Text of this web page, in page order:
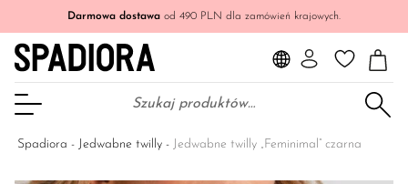
Darmowa dostawa od 490 PLN dla zamówień krajowych.
Szukaj:
Spadiora - Jedwabne twilly - Jedwabne twilly „Feminimal” czarna